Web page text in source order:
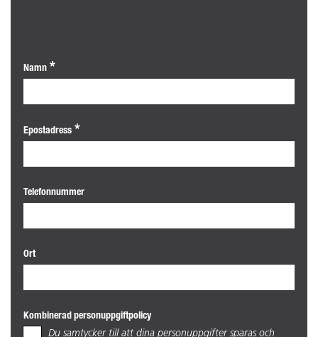
Namn
Epostadress
Telefonnummer
Ort
Kombinerad personuppgiftpolicy
Du samtycker till att dina personuppgifter sparas och